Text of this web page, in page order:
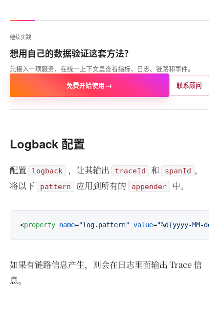
继续实践
想用自己的数据验证这套方法？
先接入一项服务，在统一上下文里查看指标、日志、链路和事件。
免费开始使用→ 联系顾问
Logback 配置
配置 logback ，让其输出 traceId 和 spanId ，
将以下
pattern 应用到所有的 appender 中。
<property name="log.pattern" value="%d{yyyy-MM-
如果有链路信息产生，则会在日志里面输出 Trace 信
息。